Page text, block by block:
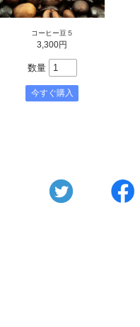
コーヒー豆５
3,300円
数量